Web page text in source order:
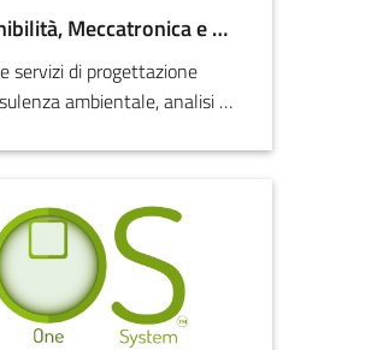
Energia e Sostenibilità, Meccatronica e Materiali
servizi di progettazione
ambientale, analisi di
la linea di prodotti a
sostenibilità ambientale e
energetica.